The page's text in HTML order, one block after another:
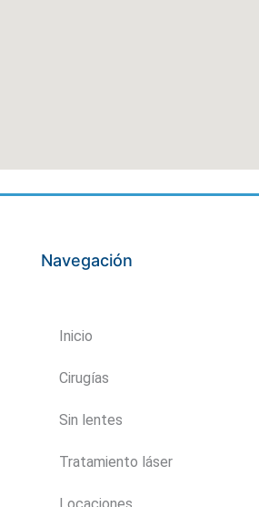
Navegación
Inicio
Cirugías
Sin lentes
Tratamiento láser